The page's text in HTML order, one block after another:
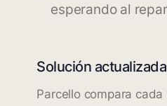
esperando al
Solución actualizada
Parcello compara